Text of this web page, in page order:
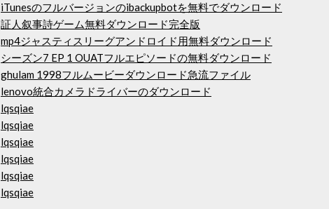
iTunesのフルバージョンのibackupbotを無料でダウンロード
証人叙事詩ゲーム無料ダウンロード完全版
mp4ジャスティスリーグアンドロイド用無料ダウンロード
シーズン7 EP 1 OUATフルエピソードの無料ダウンロード
ghulam 1998フルムービーダウンロード急流ファイル
lenovo統合カメラドライバーのダウンロード
lqsqiae
lqsqiae
lqsqiae
lqsqiae
lqsqiae
lqsqiae